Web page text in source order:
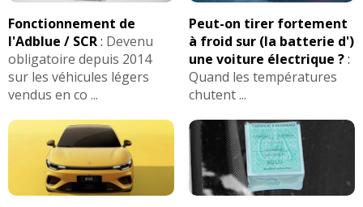
Fonctionnement de
l'Adblue / SCR: Devenu
obligatoire depuis 2014
sur les véhicules légers
vendus en co ...
Peut-on tirer fortement
à froid sur (la batterie d')
une voiture électrique ?:
Quand les températures
chutent ...